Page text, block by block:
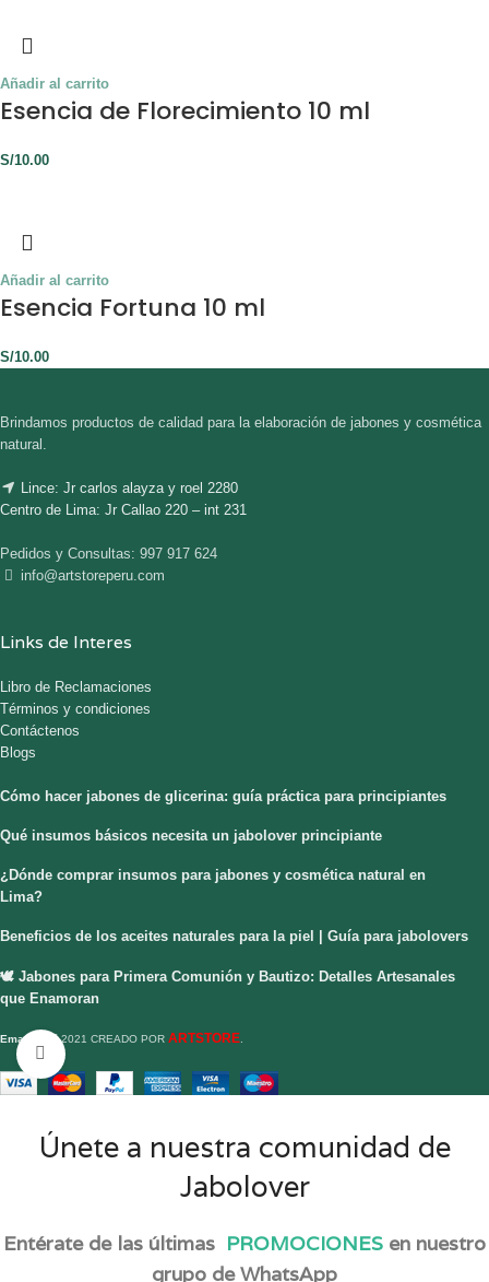
Haga Click para agrandar
Añadir al carrito
Esencia de Florecimiento 10 ml
S/10.00
Añadir al carrito
Esencia Fortuna 10 ml
S/10.00
Brindamos productos de calidad para la elaboración de jabones y cosmética
natural.
Lince: Jr carlos alayza y roel 2280
Centro de Lima: Jr Callao 220 – int 231
Pedidos y Consultas: 997 917 624
info@artstoreperu.com
Links de Interes
Libro de Reclamaciones
Términos y condiciones
Contáctenos
Blogs
Cómo hacer jabones de glicerina: guía práctica para principiantes
Qué insumos básicos necesita un jabolover principiante
¿Dónde comprar insumos para jabones y cosmética natural en
Lima?
Beneficios de los aceites naturales para la piel | Guía para jabolovers
🕊️ Jabones para Primera Comunión y Bautizo: Detalles Artesanales
que Enamoran
Emacorp 2021 CREADO POR ARTSTORE
Únete a nuestra comunidad de
Jabolover
Entérate de las últimas PROMOCIONES en nuestro
grupo de WhatsApp